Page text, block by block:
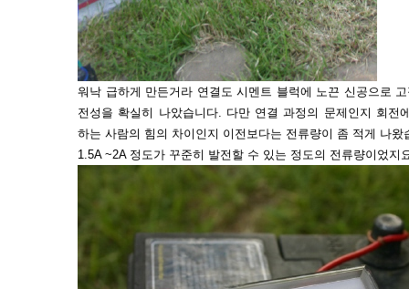
워낙 급하게 만든거라 연결도 시멘트 블럭에 노끈 신공으로
전성을 확실히 나았습니다. 다만 연결 과정의 문제인지 회전
하는 사람의 힘의 차이인지 이전보다는 전류량이 좀 적게 나왔
1.5A ~2A 정도가 꾸준히 발전할 수 있는 정도의 전류량이었지